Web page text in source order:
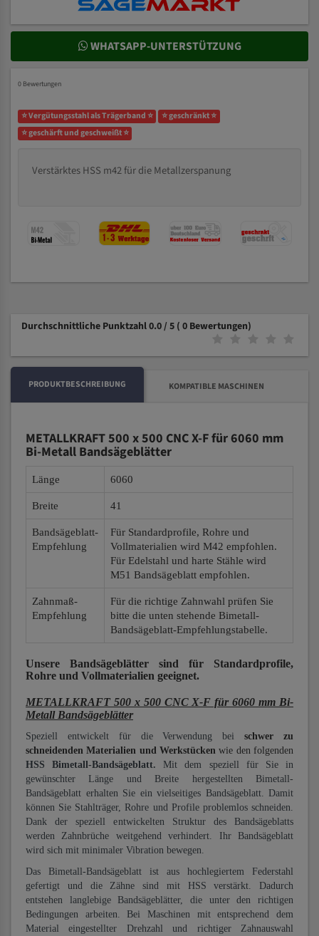
WHATSAPP-UNTERSTÜTZUNG
0 Bewertungen
⭐ Vergütungsstahl als Trägerband ⭐
⭐ geschränkt ⭐
⭐ geschärft und geschweißt ⭐
Verstärktes HSS m42 für die Metallzerspanung
Durchschnittliche Punktzahl 0.0 / 5 ( 0 Bewertungen)
PRODUKTBESCHREIBUNG KOMPATIBLE MASCHINEN
METALLKRAFT 500 x 500 CNC X-F für 6060 mm
Bi-Metall Bandsägeblätter
Länge 6060
Breite 41
Bandsägeblatt-
Empfehlung
Für Standardprofile, Rohre und
Vollmaterialien wird M42 empfohlen.
Für Edelstahl und harte Stähle wird
M51 Bandsägeblatt empfohlen.
Zahnmaß-
Empfehlung
Für die richtige Zahnwahl prüfen Sie
bitte die unten stehende Bimetall-
Bandsägeblatt-Empfehlungstabelle.
Unsere Bandsägeblätter sind für Standardprofile,
Rohre und Vollmaterialien geeignet.
METALLKRAFT 500 x 500 CNC X-F für 6060 mm Bi-
Metall Bandsägeblätter
Speziell entwickelt für die Verwendung beischwer zu
schneidenden Materialien und Werkstücken wie den folgenden
HSS Bimetall-Bandsägeblatt. Mit dem speziell für Sie in
gewünschter Länge und Breite hergestellten Bimetall-
Bandsägeblatt erhalten Sie ein vielseitiges Bandsägeblatt. Damit
können Sie Stahlträger, Rohre und Profile problemlos schneiden.
Dank der speziell entwickelten Struktur des Bandsägeblatts
werden Zahnbrüche weitgehend verhindert. Ihr Bandsägeblatt
wird sich mit minimaler Vibration bewegen.
Das Bimetall-Bandsägeblatt ist aus hochlegiertem Federstahl
gefertigt und die Zähne sind mit HSS verstärkt. Dadurch
entstehen langlebige Bandsägeblätter, die unter den richtigen
Bedingungen arbeiten. Bei Maschinen mit entsprechend dem
Material eingestellter Drehzahl und richtiger Zahnauswahl